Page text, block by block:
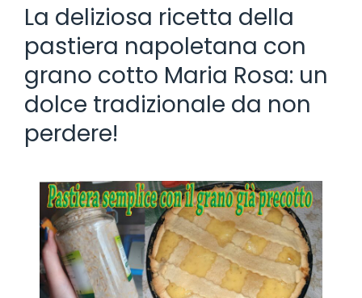
La deliziosa ricetta della
pastiera napoletana con
grano cotto Maria Rosa: un
dolce tradizionale da non
perdere!